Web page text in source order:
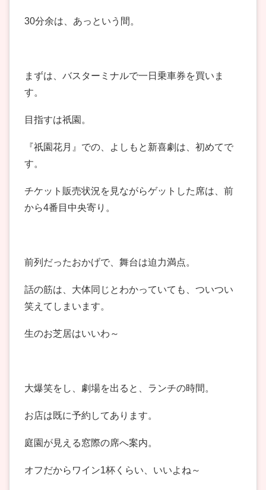
30分余は、あっという間。
まずは、バスターミナルで一日乗車券を買いま
す。
目指すは祇園。
『祇園花月』での、よしもと新喜劇は、初めてで
す。
チケット販売状況を見ながらゲットした席は、前
から4番目中央寄り。
前列だったおかげで、舞台は迫力満点。
話の筋は、大体同じとわかっていても、ついつい
笑えてしまいます。
生のお芝居はいいわ～
大爆笑をし、劇場を出ると、ランチの時間。
お店は既に予約してあります。
庭園が見える窓際の席へ案内。
オフだからワイン1杯くらい、いいよね～